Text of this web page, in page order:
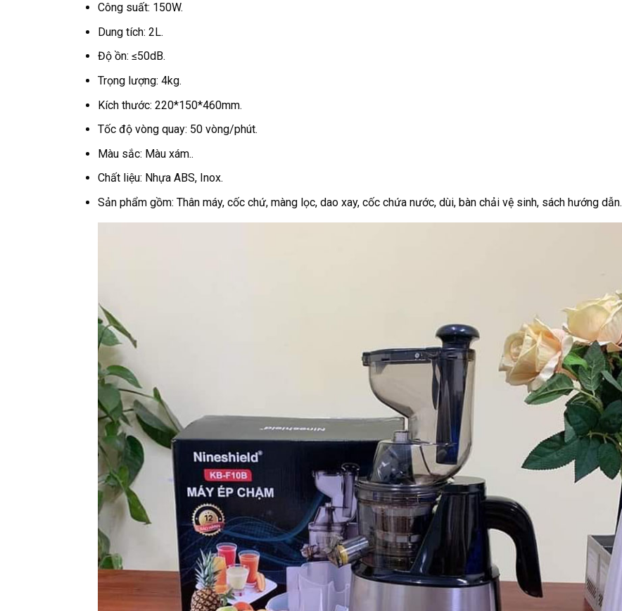
Công suất: 150W.
Dung tích: 2L.
Độ ồn: ≤50dB.
Trọng lượng: 4kg.
Kích thước: 220*150*460mm.
Tốc độ vòng quay: 50 vòng/phút.
Màu sắc: Màu xám..
Chất liệu: Nhựa ABS, Inox.
Sản phẩm gồm: Thân máy, cốc chứ, màng lọc, dao xay, cốc chứa nước, dùi, bàn chải vệ sinh, sách hướng dẫn.